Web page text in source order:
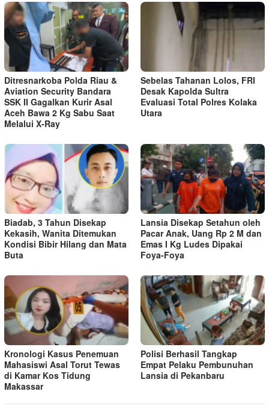
Ditresnarkoba Polda Riau &
Aviation Security Bandara
SSK II Gagalkan Kurir Asal
Aceh Bawa 2 Kg Sabu Saat
Melalui X-Ray
Sebelas Tahanan Lolos, FRI
Desak Kapolda Sultra
Evaluasi Total Polres Kolaka
Utara
Biadab, 3 Tahun Disekap
Kekasih, Wanita Ditemukan
Kondisi Bibir Hilang dan Mata
Buta
Lansia Disekap Setahun oleh
Pacar Anak, Uang Rp 2 M dan
Emas I Kg Ludes Dipakai
Foya-Foya
Kronologi Kasus Penemuan
Mahasiswi Asal Torut Tewas
di Kamar Kos Tidung
Makassar
Polisi Berhasil Tangkap
Empat Pelaku Pembunuhan
Lansia di Pekanbaru